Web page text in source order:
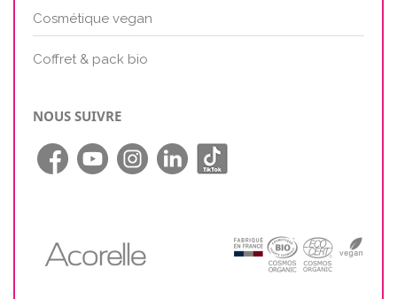
Cosmétique vegan
Coffret & pack bio
NOUS SUIVRE